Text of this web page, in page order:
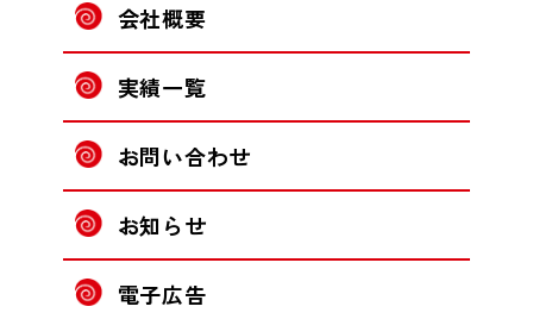
会社概要
実績一覧
お問い合わせ
お知らせ
電子広告